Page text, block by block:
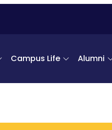
Campus Life Alumni